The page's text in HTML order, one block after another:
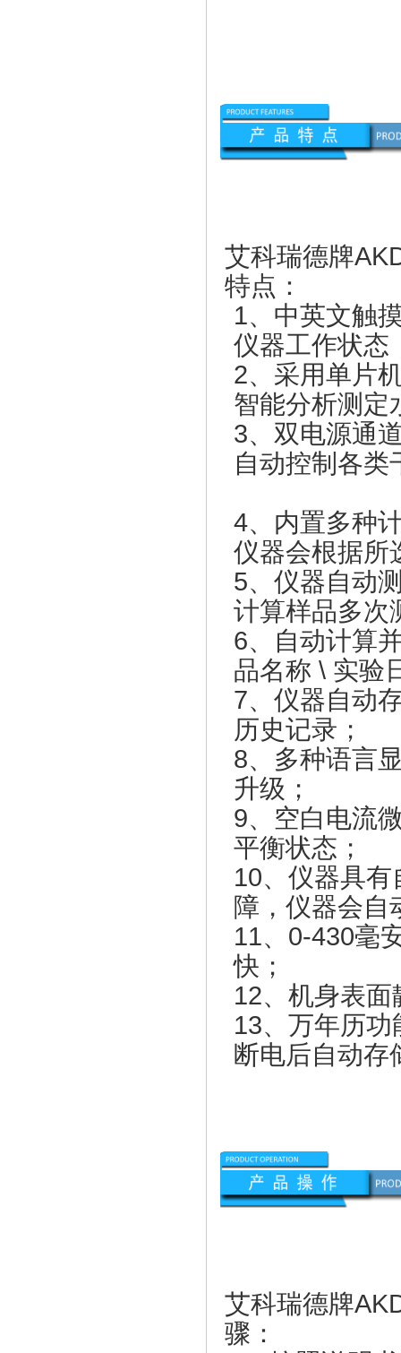
艾科瑞德牌
特点：
1、中英文触
仪器工作状态
2、采用单片
智能分析测定
3、双电源通
自动控制各
4、内置多种
仪器会根据所
5、仪器自动
计算样品多次
6、自动计算
品名称 \ 实验
7、仪器自动
历史记录 ；
8、多种语言
升级；
9、空白电流
平衡状态；
10、仪器具
障，仪器会自
11、0-430毫
快；
12、机身表
13、万年历
断电后自动存
艾科瑞德牌
骤：